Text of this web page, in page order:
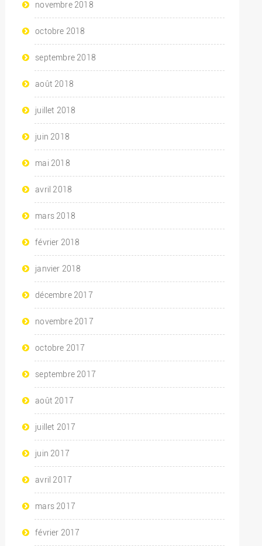
novembre 2018
octobre 2018
septembre 2018
août 2018
juillet 2018
juin 2018
mai 2018
avril 2018
mars 2018
février 2018
janvier 2018
décembre 2017
novembre 2017
octobre 2017
septembre 2017
août 2017
juillet 2017
juin 2017
avril 2017
mars 2017
février 2017